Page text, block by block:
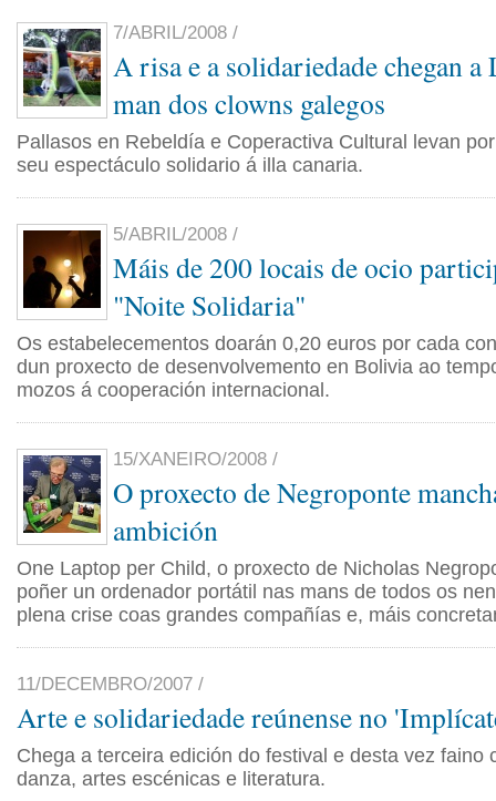
7/ABRIL/2008 /
A risa e a solidariedade chegan a
man dos clowns galegos
Pallasos en Rebeldía e Coperactiva Cultural levan
seu espectáculo solidario á illa canaria.
5/ABRIL/2008 /
Máis de 200 locais de ocio
"Noite Solidaria"
Os estabelecementos doarán 0,20 euros por cada
dun proxecto de desenvolvemento en Bolivia ao
mozos á cooperación internacional.
15/XANEIRO/2008 /
O proxecto de Negroponte
ambición
One Laptop per Child, o proxecto de Nicholas
poñer un ordenador portátil nas mans de todos os
plena crise coas grandes compañías e, máis
11/DECEMBRO/2007 /
Arte e solidariedade reúnense no
Chega a terceira edición do festival e desta vez faino
danza, artes escénicas e literatura.